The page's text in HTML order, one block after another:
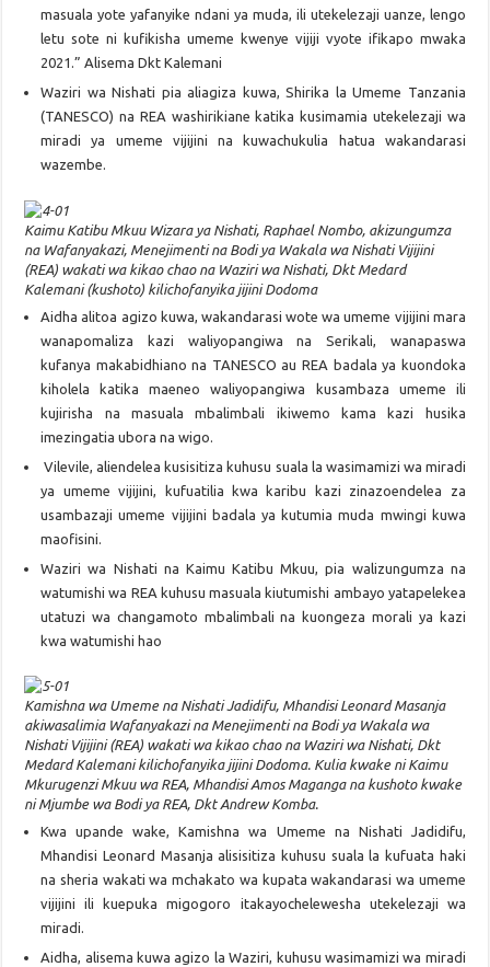
masuala yote yafanyike ndani ya muda, ili utekelezaji uanze, lengo
letu sote ni kufikisha umeme kwenye vijiji vyote ifikapo mwaka
2021.” Alisema Dkt Kalemani
Waziri wa Nishati pia aliagiza kuwa, Shirika la Umeme Tanzania
(TANESCO) na REA washirikiane katika kusimamia utekelezaji wa
miradi ya umeme vijijini na kuwachukulia hatua wakandarasi
wazembe.
Kaimu Katibu Mkuu Wizara ya Nishati, Raphael Nombo, akizungumza
na Wafanyakazi, Menejimenti na Bodi ya Wakala wa Nishati Vijijini
(REA) wakati wa kikao chao na Waziri wa Nishati, Dkt Medard
Kalemani (kushoto) kilichofanyika jijini Dodoma
Aidha alitoa agizo kuwa, wakandarasi wote wa umeme vijijini mara
wanapomaliza kazi waliyopangiwa na Serikali, wanapaswa
kufanya makabidhiano na TANESCO au REA badala ya kuondoka
kiholela katika maeneo waliyopangiwa kusambaza umeme ili
kujirisha na masuala mbalimbali ikiwemo kama kazi husika
imezingatia ubora na wigo.
Vilevile, aliendelea kusisitiza kuhusu suala la wasimamizi wa miradi
ya umeme vijijini, kufuatilia kwa karibu kazi zinazoendelea za
usambazaji umeme vijijini badala ya kutumia muda mwingi kuwa
maofisini.
Waziri wa Nishati na Kaimu Katibu Mkuu, pia walizungumza na
watumishi wa REA kuhusu masuala kiutumishi ambayo yatapelekea
utatuzi wa changamoto mbalimbali na kuongeza morali ya kazi
kwa watumishi hao
Kamishna wa Umeme na Nishati Jadidifu, Mhandisi Leonard Masanja
akiwasalimia Wafanyakazi na Menejimenti na Bodi ya Wakala wa
Nishati Vijijini (REA) wakati wa kikao chao na Waziri wa Nishati, Dkt
Medard Kalemani kilichofanyika jijini Dodoma. Kulia kwake ni Kaimu
Mkurugenzi Mkuu wa REA, Mhandisi Amos Maganga na kushoto kwake
ni Mjumbe wa Bodi ya REA, Dkt Andrew Komba.
Kwa upande wake, Kamishna wa Umeme na Nishati Jadidifu,
Mhandisi Leonard Masanja alisisitiza kuhusu suala la kufuata haki
na sheria wakati wa mchakato wa kupata wakandarasi wa umeme
vijijini ili kuepuka migogoro itakayochelewesha utekelezaji wa
miradi.
Aidha, alisema kuwa agizo la Waziri, kuhusu wasimamizi wa miradi